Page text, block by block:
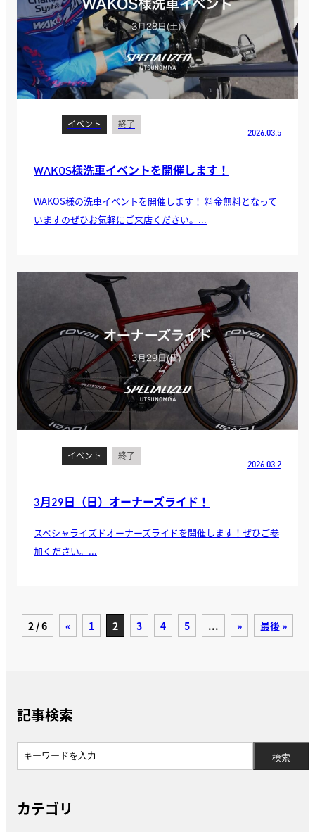
イベント
終了
2026.03.5
WAKOS様洗車イベントを開催します！
WAKOS様の洗車イベントを開催します！ 料金無料となって
いますのぜひお気軽にご来店ください。...
イベント
終了
2026.03.2
3月29日（日）オーナーズライド！
スペシャライズドオーナーズライドを開催します！ぜひご参
加ください。...
2 / 6 « 1 2 3 4 5 ... » 最後 »
記事検索
カテゴリ